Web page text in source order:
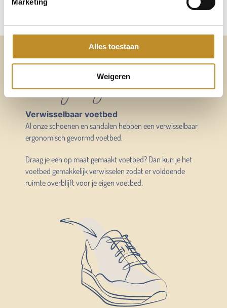
Marketing
Alles toestaan
Weigeren
Altijd voldoende ruimte
voor mijn eigen voetbed
Verwisselbaar voetbed
Al onze schoenen en sandalen hebben een verwisselbaar
ergonomisch gevormd voetbed.
Draag je een op maat gemaakt voetbed? Dan kun je het
voetbed gemakkelijk verwisselen zodat er voldoende
ruimte overblijft voor je eigen voetbed.